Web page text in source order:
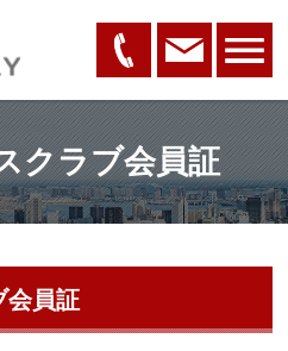
クラブ会員証
会員証